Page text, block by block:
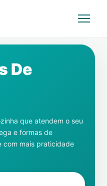
De
que atendem o seu
e formas de
com mais praticidade